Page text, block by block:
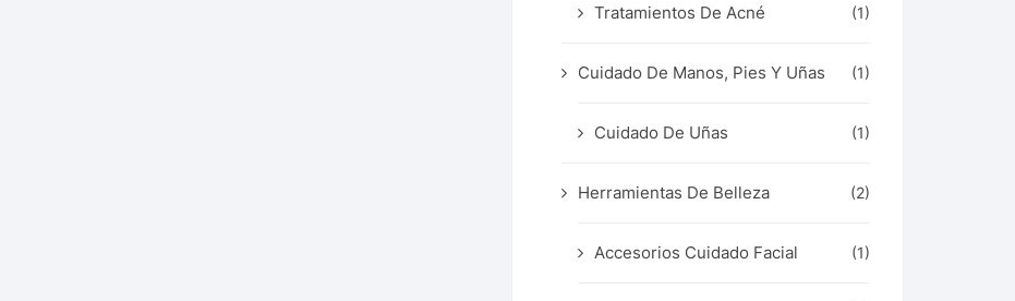
Tratamientos De Acné (1)
Cuidado De Manos, Pies Y Uñas (1)
Cuidado De Uñas (1)
Herramientas De Belleza (2)
Accesorios Cuidado Facial (1)